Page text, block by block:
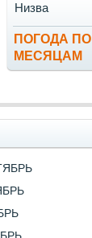
ПОГОДА ПО
МЕСЯЦАМ
Низва